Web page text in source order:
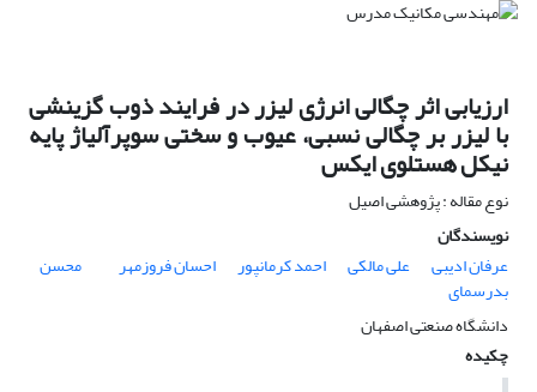
ارزیابی اثر چگالی انرژی لیزر در فرایند ذوب گزینشی
با لیزر بر چگالی نسبی، عیوب و سختی سوپرآلیاژ پایه
نیکل هستلوی ایکس
نوع مقاله : پژوهشی اصیل
نویسندگان
عرفان ادیبی
علی مالکی احمد کرمانپور احسان فروزمهر محسن
بدرسمای
دانشگاه صنعتی اصفهان
چکیده